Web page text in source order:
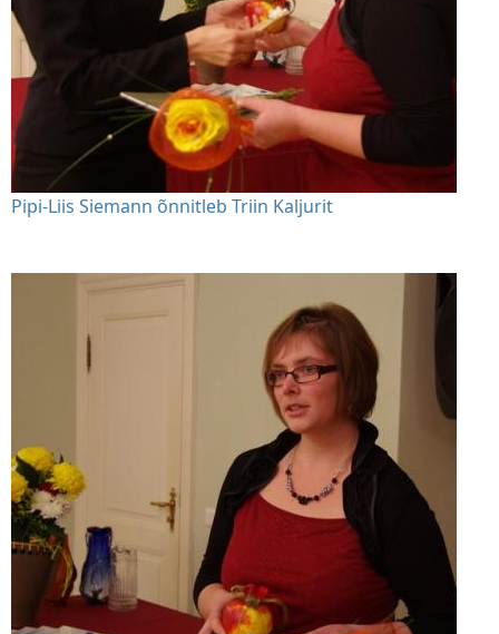
Pipi-Liis Siemann õnnitleb Triin Kaljurit